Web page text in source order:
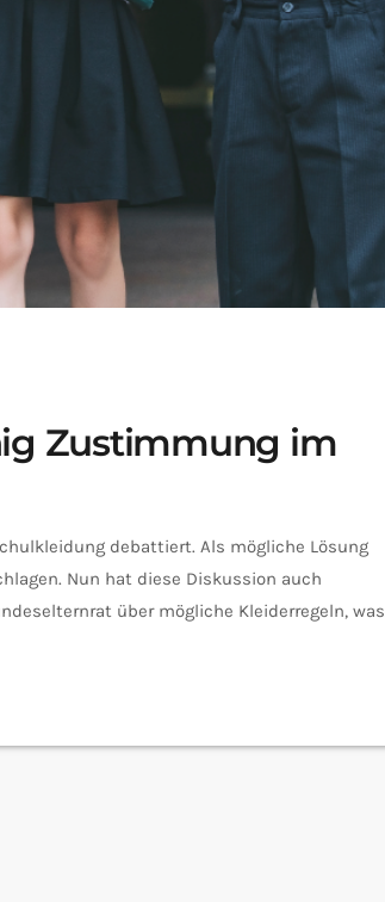
Zustimmung im
debattiert. Als mögliche Lösung
Nun hat diese Diskussion auch
über mögliche Kleiderregeln, was
betrachtet wird. Die Einführung einer